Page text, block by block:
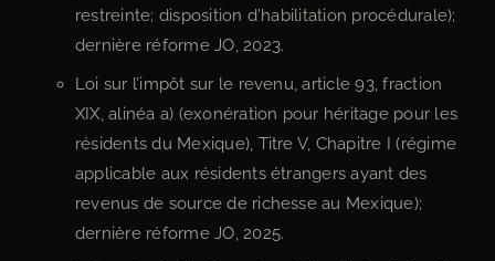
restreinte; disposition d’habilitation procédurale);
dernière réforme JO, 2023.
Loi sur l’impôt sur le revenu, article 93, fraction
XIX, alinéa a) (exonération pour héritage pour les
résidents du Mexique), Titre V, Chapitre I (régime
applicable aux résidents étrangers ayant des
revenus de source de richesse au Mexique);
dernière réforme JO, 2025.